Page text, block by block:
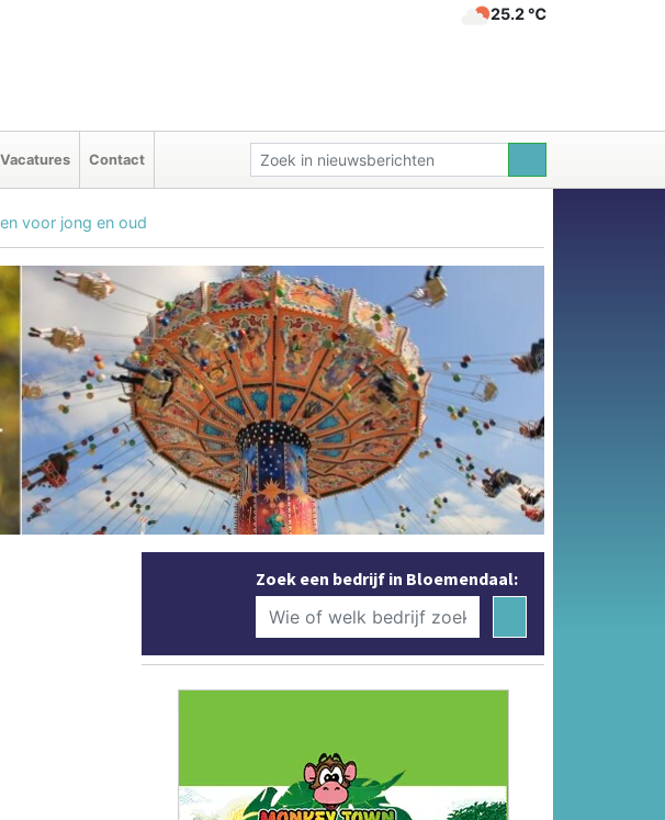
25.2 ℃
Vacatures Contact
voor jong en oud
Zoek een bedrijf in Bloemendaal: